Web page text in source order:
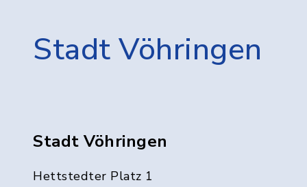
Stadt Vöhringen
Stadt Vöhringen
Hettstedter Platz 1